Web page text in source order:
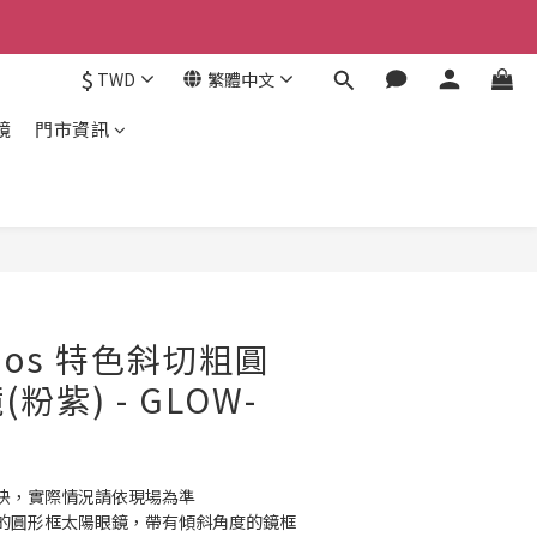
$ TWD 繁體中文
門市資訊
特色斜切粗圓
粉紫) - GLOW-
實際情況請依現場為準
圓形框太陽眼鏡，帶有傾斜角度的鏡框